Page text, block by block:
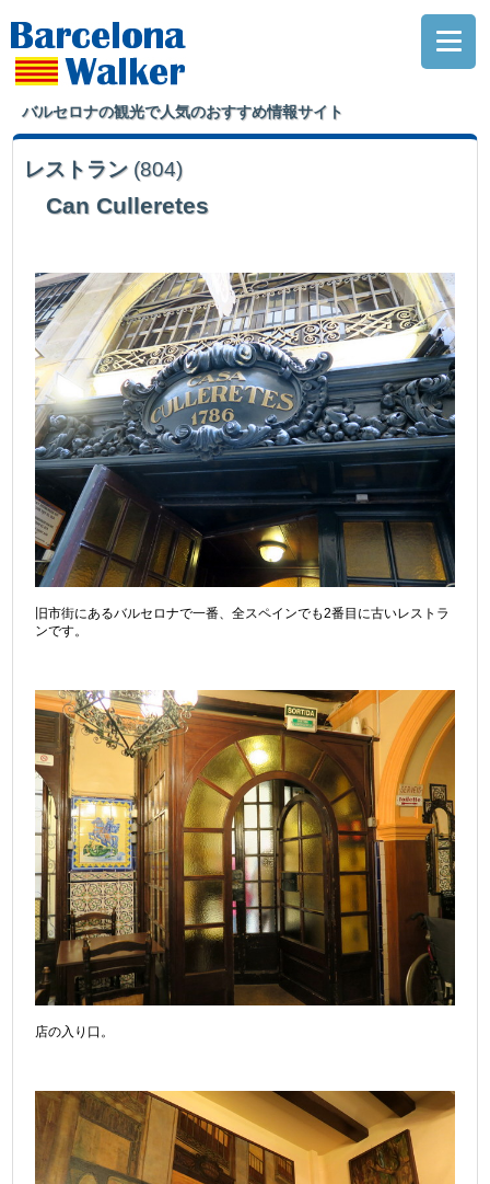
バルセロナの観光で人気のおすすめ情報サイト
レストラン (804)
Can Culleretes
旧市街にあるバルセロナで一番、全スペインでも2番目に古いレストラ
ンです。
店の入り口。